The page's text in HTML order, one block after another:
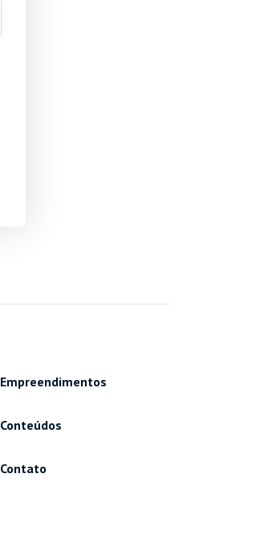
Empreendimentos
Conteúdos
Contato